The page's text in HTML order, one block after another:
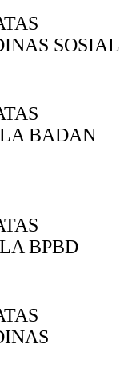
SOSIAL
BADAN
BPBD